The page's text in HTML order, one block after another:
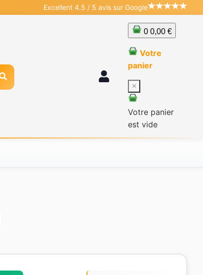
Excellent 4.5 / 5 avis sur Google
0 0,00 €
Votre
panier
×
Votre panier
est vide